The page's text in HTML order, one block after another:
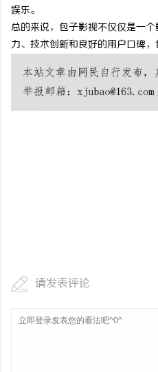
娱乐。
总的来说，包子影视不仅仅是一
力、技术创新和良好的用户口碑
请发表评论